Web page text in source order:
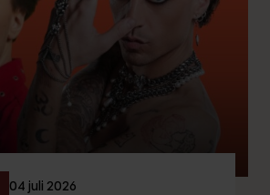
04 juli 2026